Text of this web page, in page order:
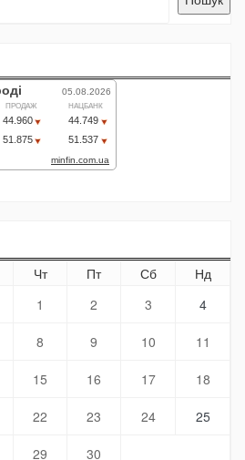
Чт Пт Сб
Нд
1
2 3 4
8 9 10 11
15 16 17 18
22 23 24 25
29 30